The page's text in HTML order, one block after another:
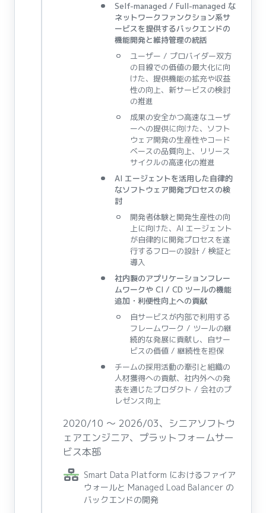
Self-managed / Full-managed な
ネットワークファンクション系サ
ービスを提供するバックエンドの
機能開発と維持管理の統括
ユーザー / プロバイダー双方
の目線での価値の最大化に向
けた、提供機能の拡充や収益
性の向上、新サービスの検討
の推進
成果の安全かつ高速なユーザ
ーへの提供に向けた、ソフト
ウェア開発の生産性やコード
ベースの品質向上、リリース
サイクルの高速化の推進
AI エージェントを活用した自律的
なソフトウェア開発プロセスの検
討
開発者体験と開発生産性の向
上に向けた、AI エージェント
が自律的に開発プロセスを遂
行するフローの設計 / 検証と
導入
社内製のアプリケーションフレー
ムワークや CI / CD ツールの機能
追加・利便性向上への貢献
自サービスが内部で利用する
フレームワーク / ツールの継
続的な発展に貢献し、自サー
ビスの価値 / 継続性を担保
チームの採用活動の牽引と組織の
人材獲得への貢献、社内外への発
表を通じたプロダクト / 会社のプ
レゼンス向上
2020/10 〜 2026/03、シニアソフトウ
ェアエンジニア、プラットフォームサー
ビス本部
Smart Data Platform におけるファイア
ウォールと Managed Load Balancer の
バックエンドの開発